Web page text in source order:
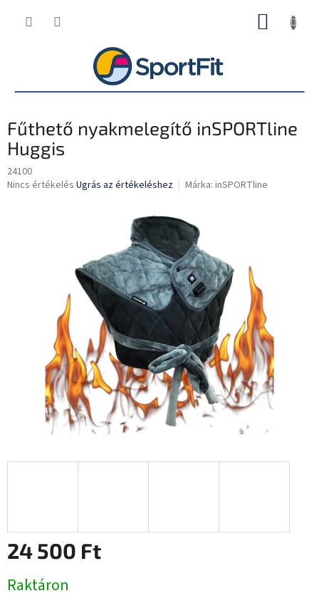
KOSÁR
Fűthető nyakmelegítő inSPORTline
Huggis
24100
A
Nincs értékelés Ugrás az értékeléshez Márka: inSPORTline
24 500 Ft
Raktáron